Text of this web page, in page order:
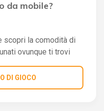
da mobile?
scopri la comodità di
ovunque ti trovi
DI GIOCO